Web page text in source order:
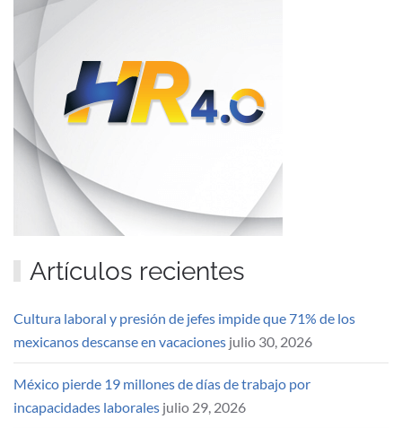
Artículos recientes
Cultura laboral y presión de jefes impide que 71% de los
mexicanos descanse en vacaciones julio 30, 2026
México pierde 19 millones de días de trabajo por
incapacidades laborales julio 29, 2026